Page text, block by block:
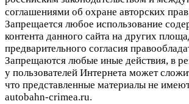
соглашениями об охране авторских
Запрещается любое использование
контента данного сайта на других
предварительного согласия
Запрещаются любые иные действия, в
у пользователей Интернета может
что представленные материалы не
autobahn-crimea.ru.